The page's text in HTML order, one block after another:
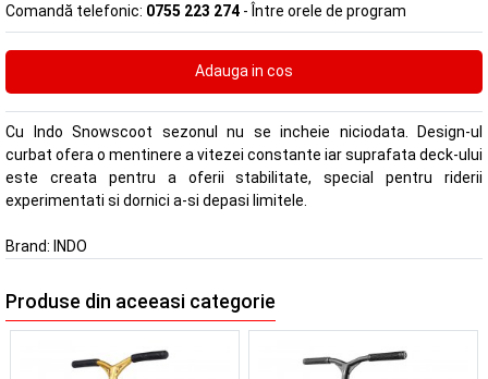
Comandă telefonic: 0755 223 274 - Între orele de program
Cu Indo Snowscoot sezonul nu se incheie niciodata. Design-ul
curbat ofera o mentinere a vitezei constante iar suprafata deck-ului
este creata pentru a oferii stabilitate, special pentru riderii
experimentati si dornici a-si depasi limitele.
Brand: INDO
Produse din aceeasi categorie